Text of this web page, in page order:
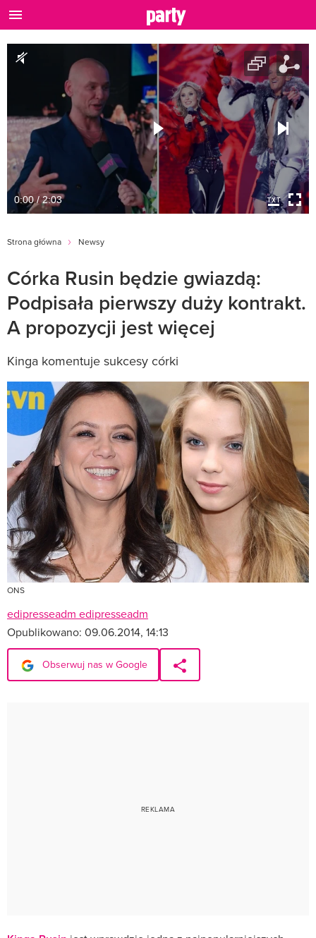
0:00 / 2:03
Strona główna Newsy
Córka Rusin będzie gwiazdą:
Podpisała pierwszy duży kontrakt.
A propozycji jest więcej
Kinga komentuje sukcesy córki
ONS
edipresseadm edipresseadm
Opublikowano: 09.06.2014, 14:13
Obserwuj nas w Google